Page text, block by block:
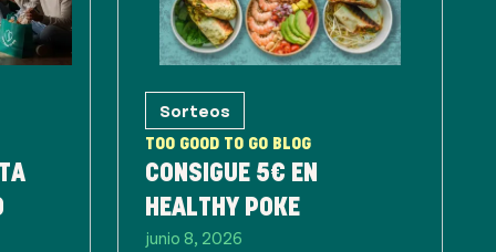
Sorteos
TOO GOOD TO GO BLOG
CONSIGUE 5€ EN
HEALTHY POKE
junio 8, 2026